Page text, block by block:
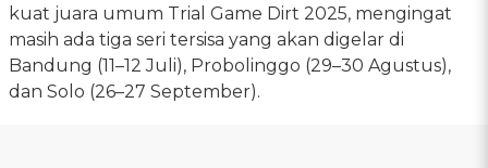
kuat juara umum Trial Game Dirt 2025, mengingat
masih ada tiga seri tersisa yang akan digelar di
Bandung (11–12 Juli), Probolinggo (29–30 Agustus),
dan Solo (26–27 September).